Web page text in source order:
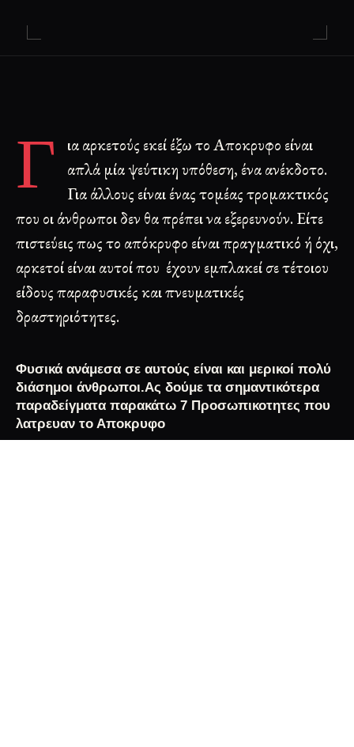
Γ
ια αρκετούς εκεί έξω το Αποκρυφο είναι
απλά μία ψεύτικη υπόθεση, ένα ανέκδοτο.
Για άλλους είναι ένας τομέας τρομακτικός
που οι άνθρωποι δεν θα πρέπει να εξερευνούν. Είτε
πιστεύεις πως το απόκρυφο είναι πραγματικό ή όχι,
αρκετοί είναι αυτοί που έχουν εμπλακεί σε τέτοιου
είδους παραφυσικές και πνευματικές
δραστηριότητες.
Φυσικά ανάμεσα σε αυτούς είναι και μερικοί πολύ
διάσημοι άνθρωποι.Ας δούμε τα σημαντικότερα
παραδείγματα παρακάτω 7 Προσωπικοτητες που
λατρευαν το Αποκρυφο